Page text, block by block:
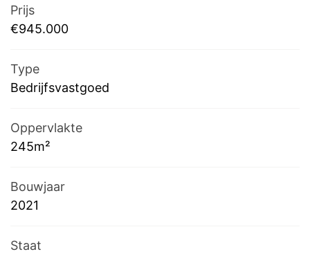
Prijs
€945.000
Type
Bedrijfsvastgoed
Oppervlakte
245m²
Bouwjaar
2021
Staat